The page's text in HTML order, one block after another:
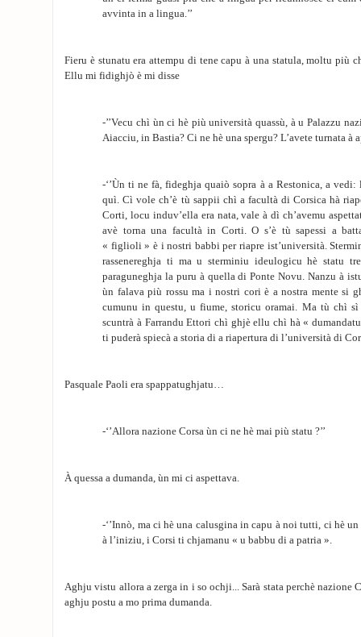
avvinta in a lingua.’’
Fieru è stunatu era attempu di tene capu à una statula, moltu più
Ellu mi fidighjò è mi disse
-’’Vecu chì ùn ci hè più università quassù, à u Palazzu
Aiacciu, in Bastia? Ci ne hè una spergu? L’avete turnata à
-‘’Ùn ti ne fà, fideghja quaiò sopra à a Restonica, a
quì. Cì vole ch’è tù sappii chì a facultà di Corsica hà
Corti, locu induv’ella era nata, vale à dì ch’avemu
avè torna una facultà in Corti. O s’è tù sapessi a
« figlioli » è i nostri babbi per riapre ist’università.
rassenereghja ti ma u sterminiu ideulogicu hè statu
paraguneghja la puru à quella di Ponte Novu. Nanzu à
ùn falava più rossu ma i nostri cori è a nostra mente si
cumunu in questu, u fiume, storicu oramai. Ma tù chì
scuntrà à Farrandu Ettori chì ghjè ellu chì hà «
ti puderà spiecà a storia di a riapertura di l’università di
Pasquale Paoli era spappatughjatu…
-‘’Allora nazione Corsa ùn ci ne hè mai più statu ?’’
À quessa a dumanda, ùn mi ci aspettava.
-‘’Innò, ma ci hè una calusgina in capu à noi tutti, ci hè
à l’iniziu, i Corsi ti chjamanu « u babbu di a patria ».
Aghju vistu allora a zerga in i so ochji... Sarà stata perchè nazione
aghju postu a mo prima dumanda.